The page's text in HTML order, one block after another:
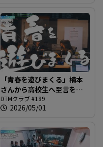
「青春を遊びまくる」楠本
さんから高校生へ至言を届
ける「るりラジ」完成＠
DTMクラブ
DTMクラブ #189
2026/05/01